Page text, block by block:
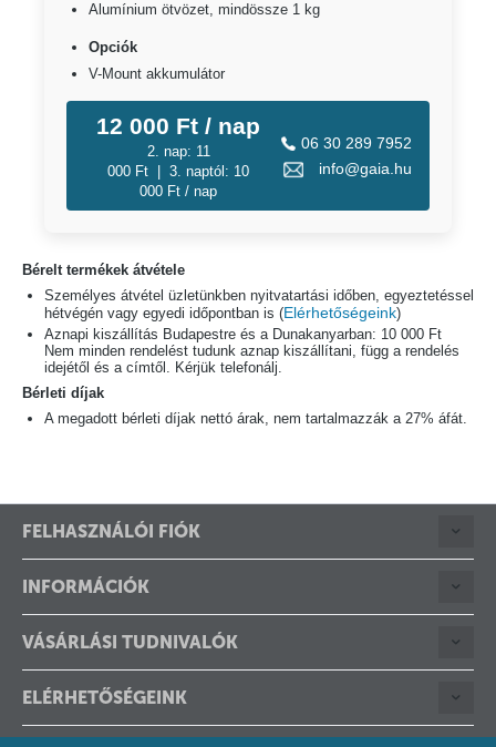
Alumínium ötvözet, mindössze 1 kg
Opciók
V-Mount akkumulátor
12 000 Ft / nap
2. nap: 11
000 Ft | 3. naptól: 10
000 Ft / nap
06 30 289 7952
info@gaia.hu
Bérelt termékek átvétele
Személyes átvétel üzletünkben nyitvatartási időben, egyeztetéssel
hétvégén vagy egyedi időpontban is (Elérhetőségeink)
Aznapi kiszállítás Budapestre és a Dunakanyarban: 10 000 Ft
Nem minden rendelést tudunk aznap kiszállítani, függ a rendelés
idejétől és a címtől. Kérjük telefonálj.
Bérleti díjak
A megadott bérleti díjak nettó árak, nem tartalmazzák a 27% áfát.
FELHASZNÁLÓI FIÓK
INFORMÁCIÓK
VÁSÁRLÁSI TUDNIVALÓK
ELÉRHETŐSÉGEINK